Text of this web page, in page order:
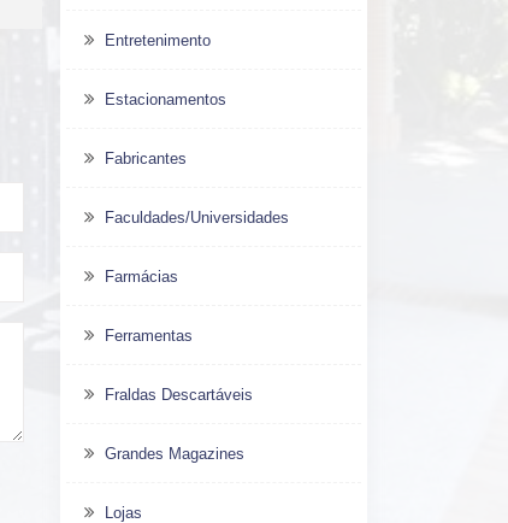
Entretenimento
Estacionamentos
Fabricantes
Faculdades/Universidades
Farmácias
Ferramentas
Fraldas Descartáveis
Grandes Magazines
Lojas